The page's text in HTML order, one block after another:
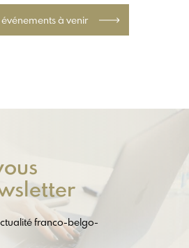
à venir
franco-belgo-